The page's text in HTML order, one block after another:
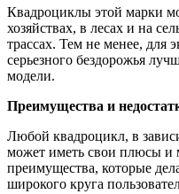
Квадроциклы этой марки
хозяйствах, в лесах и на
трассах. Тем не менее, для
серьезного бездорожья
модели.
Преимущества и
Любой квадроцикл, в
может иметь свои плюсы и
преимущества, которые
широкого круга